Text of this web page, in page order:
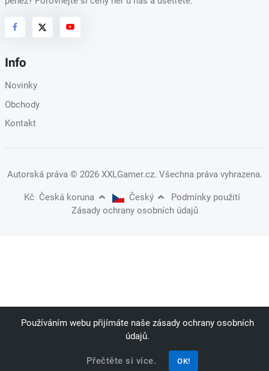
Info
Novinky
Obchody
Kontakt
Autorská práva © 2026 XXLGamer.cz. Všechna práva vyhrazena.
Kč Česká koruna Český
Podmínky použití
Zásady ochrany osobních údajů
Používáním webu přijímáte naše zásady ochrany osobních
údajů.
Přečtěte si více. OK!